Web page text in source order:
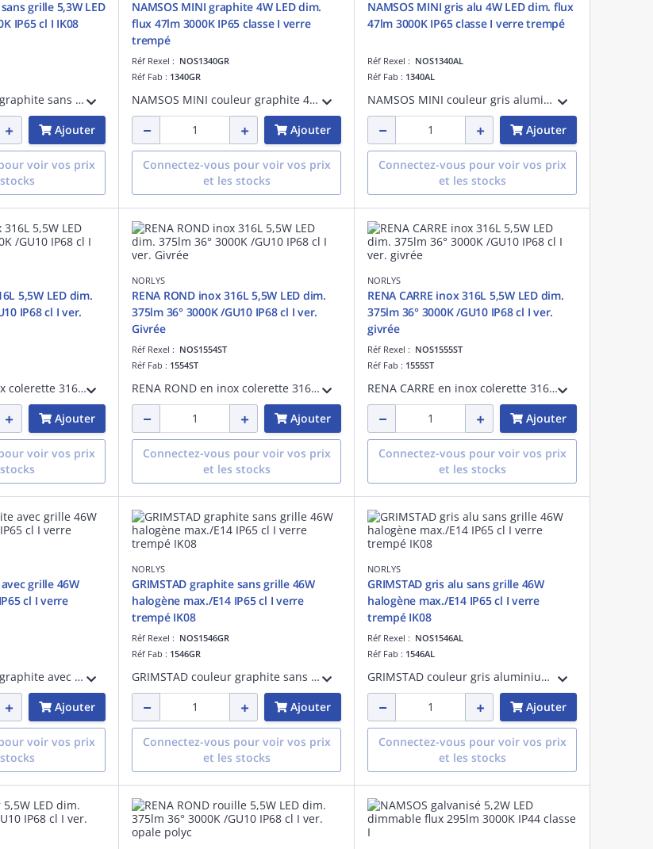
grille 5,3W LED
IP65 cl I IK08
GRIMSTAD couleur graphite sans grille 5,3W LED dimmable flux utile 214lm 3000K IP65 classe I verre trempé IK08 - applique murale encastrable livrée avec boîte d'encastrement
Ajouter
voir vos prix
NAMSOS MINI graphite 4W LED dim.
flux 47lm 3000K IP65 classe I verre
trempé
Réf Rexel : NOS1340GR
Réf Fab : 1340GR
NAMSOS MINI couleur graphite 4W LED dimmable flux utile 47lm 3000K IP65 classe I verre trempé - applique murale encastrable
Ajouter
Connectez-vous pour voir vos prix
et les stocks
NAMSOS MINI gris alu 4W LED dim. flux
47lm 3000K IP65 classe I verre trempé
Réf Rexel : NOS1340AL
Réf Fab : 1340AL
NAMSOS MINI couleur gris aluminium 4W LED dimmable flux utile 47lm 3000K IP65 classe I verre trempé - applique murale encastrable
Ajouter
Connectez-vous pour voir vos prix
et les stocks
5,5W LED dim.
IP68 cl I ver.
RENA CARRE en inox colerette 316L 5,5W LED dimmable 375lm 36° 3000K /GU10 IP68 classe I verrerie claire en verre trempé - pré-cablé 3m
Ajouter
voir vos prix
NORLYS
RENA ROND inox 316L 5,5W LED dim.
375lm 36° 3000K /GU10 IP68 cl I ver.
Givrée
Réf Rexel : NOS1554ST
Réf Fab : 1554ST
RENA ROND en inox colerette 316L 5,5W LED dimmable 375lm 36° 3000K /GU10 IP68 classe I verrerie givrée en verre trempé - pré-cablé 3m
Ajouter
Connectez-vous pour voir vos prix
et les stocks
NORLYS
RENA CARRE inox 316L 5,5W LED dim.
375lm 36° 3000K /GU10 IP68 cl I ver.
givrée
Réf Rexel : NOS1555ST
Réf Fab : 1555ST
RENA CARRE en inox colerette 316L 5,5W LED dimmable 375lm 36° 3000K /GU10 IP68 classe I verrerie givrée en verre trempé - pré-cablé 3m
Ajouter
Connectez-vous pour voir vos prix
et les stocks
grille 46W
cl I verre
GRIMSTAD couleur graphite avec grille 46W halogène max./E14 IP65 classe I verre trempé IK08 - applique murale encastrable livrée avec boîte d'encastrement
Ajouter
voir vos prix
NORLYS
GRIMSTAD graphite sans grille 46W
halogène max./E14 IP65 cl I verre
trempé IK08
Réf Rexel : NOS1546GR
Réf Fab : 1546GR
GRIMSTAD couleur graphite sans grille 46W halogène max./E14 IP65 classe I verre trempé IK08 - applique murale encastrable livrée avec boîte d'encastrement
Ajouter
Connectez-vous pour voir vos prix
et les stocks
NORLYS
GRIMSTAD gris alu sans grille 46W
halogène max./E14 IP65 cl I verre
trempé IK08
Réf Rexel : NOS1546AL
Réf Fab : 1546AL
GRIMSTAD couleur gris aluminium sans grille 46W halogène max./E14 IP65 classe I verre trempé IK08 - applique murale encastrable livrée avec boîte d'encastrement
Ajouter
Connectez-vous pour voir vos prix
et les stocks